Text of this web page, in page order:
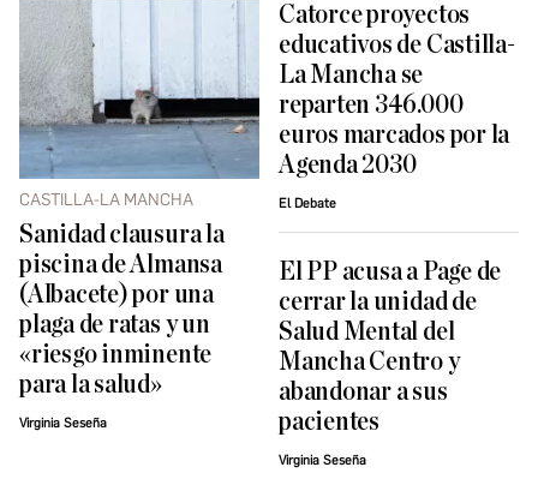
CASTILLA-LA MANCHA
Sanidad clausura la
piscina de Almansa
(Albacete) por una
plaga de ratas y un
«riesgo inminente
para la salud»
Virginia Seseña
Catorce proyectos
educativos de Castilla-
La Mancha se
reparten 346.000
euros marcados por la
Agenda 2030
El Debate
El PP acusa a Page de
cerrar la unidad de
Salud Mental del
Mancha Centro y
abandonar a sus
pacientes
Virginia Seseña